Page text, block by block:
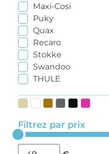
Maxi-Cosi
Puky
Quax
Recaro
Stokke
Swandoo
THULE
Filtrez par prix